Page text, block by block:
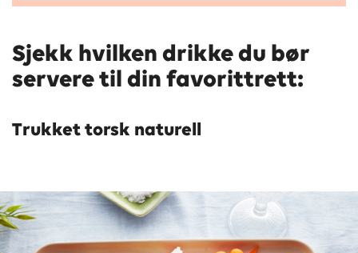
Sjekk hvilken drikke du bør
servere til din favorittrett:
Trukket torsk naturell